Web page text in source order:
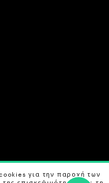
RIGHTS RESERVED.
για την παροχή των